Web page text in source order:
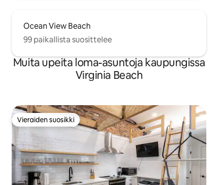
Ocean View Beach
99 paikallista suosittelee
Muita upeita loma-asuntoja kaupungissa
Virginia Beach
Vieraiden suosikki
Vieraiden suosikki